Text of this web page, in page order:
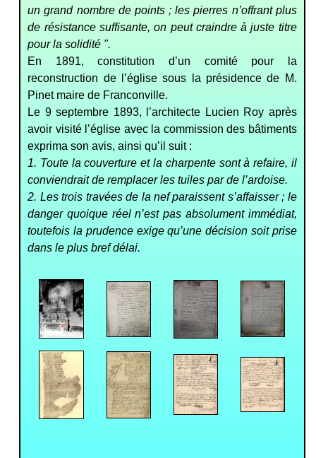
un grand nombre de points ; les pierres n’offrant plus
de résistance suffisante, on peut craindre à juste titre
pour la solidité ".
En 1891, constitution d’un comité pour la
reconstruction de l’église sous la présidence de M.
Pinet maire de Franconville.
Le 9 septembre 1893, l’architecte Lucien Roy après
avoir visité l’église avec la commission des bâtiments
exprima son avis, ainsi qu’il suit :
1. Toute la couverture et la charpente sont à refaire, il
conviendrait de remplacer les tuiles par de l’ardoise.
2. Les trois travées de la nef paraissent s’affaisser ; le
danger quoique réel n’est pas absolument immédiat,
toutefois la prudence exige qu’une décision soit prise
dans le plus bref délai.